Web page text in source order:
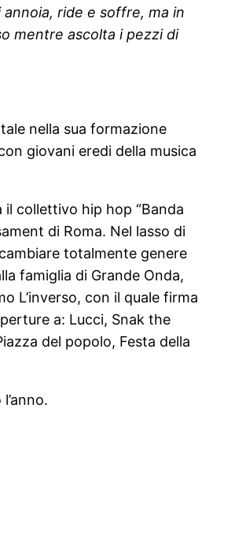
annoia, ride e soffre, ma in
mentre ascolta i pezzi di
nella sua formazione
giovani eredi della musica
collettivo hip hop “Banda
di Roma. Nel lasso di
totalmente genere
famiglia di Grande Onda,
L’inverso, con il quale firma
a: Lucci, Snak the
del popolo, Festa della